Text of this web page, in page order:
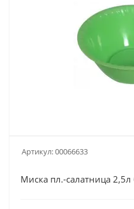
Артикул:00066633
Миска пл.-салатница